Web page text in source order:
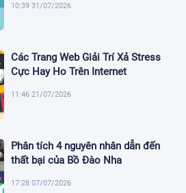
10:39 31/07/2026
Các Trang Web Giải Trí Xả Stress
Cực Hay Ho Trên Internet
11:46 21/07/2026
Phân tích 4 nguyên nhân dẫn đến
thất bại của Bồ Đào Nha
17:28 07/07/2026